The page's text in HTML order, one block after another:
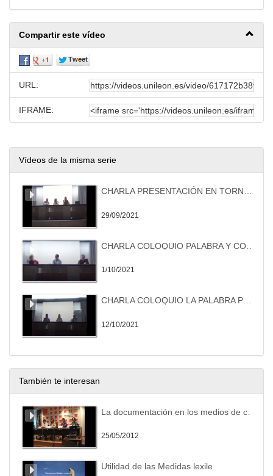
Compartir este vídeo
URL:
IFRAME:
Vídeos de la misma serie
29/09/2021
1/10/2021
12/10/2021
También te interesan
25/05/2012
Utilidad de las Medidas lexile